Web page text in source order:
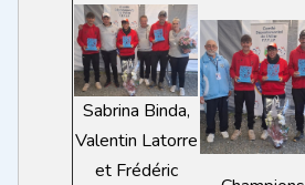
Sabrina Binda,
Valentin Latorre
et Frédéric